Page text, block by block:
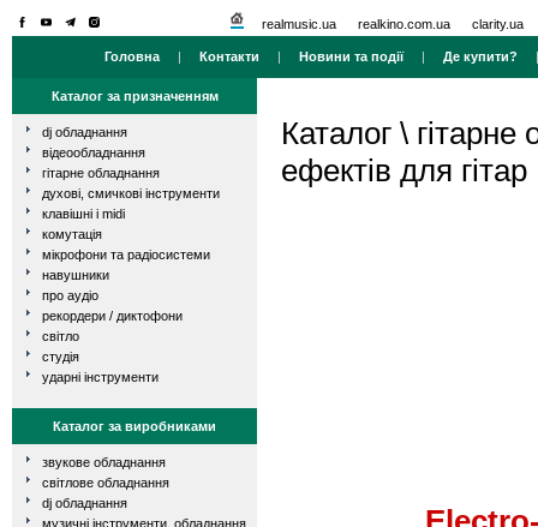
realmusic.ua realkino.com.ua clarity.ua
Головна | Контакти | Новини та події| Де купити?
Каталог за призначенням
dj обладнання
відеообладнання
гітарне обладнання
духові, смичкові інструменти
клавішні і midi
комутація
мікрофони та радіосистеми
навушники
про аудіо
рекордери / диктофони
світло
студія
ударні інструменти
Каталог за виробниками
звукове обладнання
світлове обладнання
dj обладнання
музичні інструменти, обладнання
Каталог \ гітарне
ефектів для гітар